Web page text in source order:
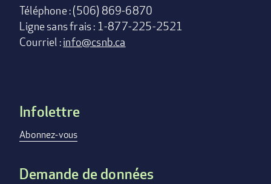
Téléphone : (506) 869-6870
Ligne sans frais : 1-877-225-2521
Courriel :info@csnb.ca
Footer
menu
Infolettre
Abonnez-vous
Demande de données